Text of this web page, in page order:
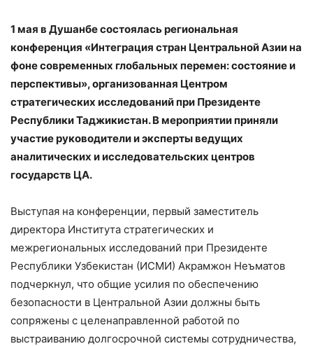
1 мая в Душанбе состоялась региональная
конференция «Интеграция стран Центральной Азии на
фоне современных глобальных перемен: состояние и
перспективы», организованная Центром
стратегических исследований при Президенте
Республики Таджикистан. В мероприятии приняли
участие руководители и эксперты ведущих
аналитических и исследовательских центров
государств ЦА.
Выступая на конференции, первый заместитель
директора Института стратегических и
межрегиональных исследований при Президенте
Республики Узбекистан (ИСМИ) Акрамжон Неъматов
подчеркнул, что общие усилия по обеспечению
безопасности в Центральной Азии должны быть
сопряжены с целенаправленной работой по
выстраиванию долгосрочной системы сотрудничества,